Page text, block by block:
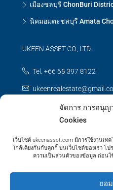
จัดการ การอนุญ
Cookies
เว็บไซต์ ukeenasset.com มีการใช้งานเ
ใกล้เคียงกันกับคุกกี้ บนเว็บไซต์ของเรา โ
ความเป็นส่วนตัวของข้อมูล ก่อนใ
ยอ
เมืองชลบุรี ChonBuri
นิคมอมตะชลบุรี Amata
UKEEN ASSET CO., LTD.
Tel. +66 65 397 8122